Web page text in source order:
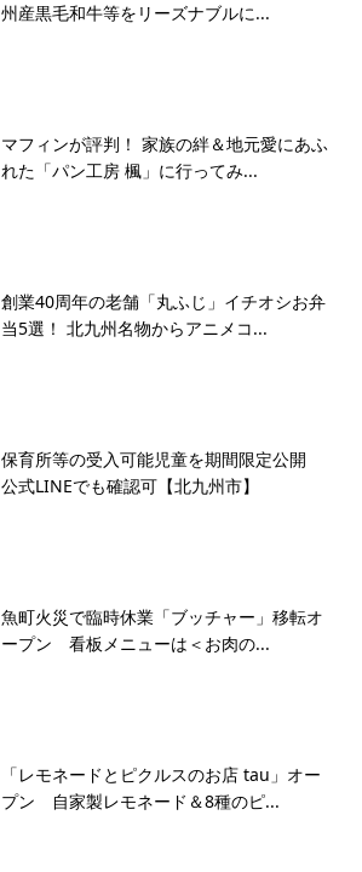
州産黒毛和牛等をリーズナブルに...
マフィンが評判！ 家族の絆＆地元愛にあふ
れた「パン工房 楓」に行ってみ...
創業40周年の老舗「丸ふじ」イチオシお弁
当5選！ 北九州名物からアニメコ...
保育所等の受入可能児童を期間限定公開
公式LINEでも確認可【北九州市】
魚町火災で臨時休業「ブッチャー」移転オ
ープン 看板メニューは＜お肉の...
「レモネードとピクルスのお店 tau」オー
プン 自家製レモネード＆8種のピ...